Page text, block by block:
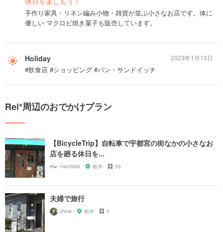
手作り家具・リネン編み小物・雑貨が並ぶ小さなお店です。体に
優しい マクロビ焼き菓子も販売しています。
Holiday
#飲食店 #ショッピング #パン・サンドイッチ
2023年1月13日
Rei*周辺のおでかけプラン
【BicycleTrip】自転車で宇都宮の街なかの小さなお
店を廻る休日を...
machilab 栃木 35
夫婦で旅行
show 栃木 0